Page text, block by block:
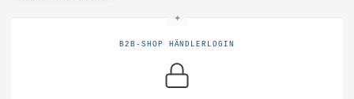
B2B-SHOP HÄNDLERLOGIN